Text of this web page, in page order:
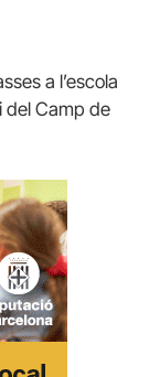
a l’escola
del Camp de